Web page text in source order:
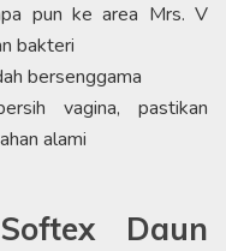
pun ke area Mrs. V
bakteri
bersenggama
vagina, pastikan
alami
Daun